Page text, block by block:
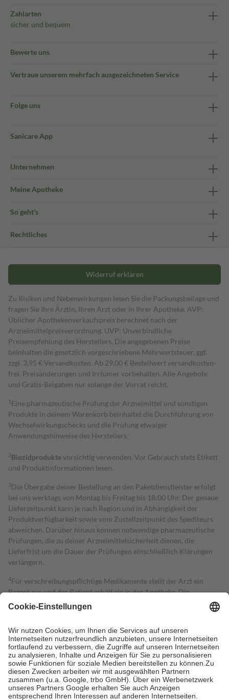
Zahlarten
sicher und bequem
Bewerte uns
Vertraue unserem mehrfach ausgezeichneten Service
Folge uns
Sanicare App
Unternehmen
Meine Apotheke
So geht's
Rechtliches
Widerruf erklären
Zu Risiken und Nebenwirkungen lesen Sie die Packungsbeilage und
fragen Sie Ihre Ärztin, Ihren Arzt oder in Ihrer Apotheke. AVP:
Üblicher Apothekenverkaufspreis berechnet nach der
Arzneimittelpreisverordnung. UVP: Unverbindliche
Preisempfehlung des Herstellers. Die angegebenen Preise
beinhalten die gesetzlich vorgeschriebene Mehrwertsteuer, ggf.
zzgl. 3,95 € Versandkosten. Ab 29,00 € Bestell­wert versand­kosten­
frei. Preisänderungen und Irrtümer vorbehalten. Alle Angebote
und Gratis-Beigaben nur solange der Vorrat reicht.
1 Eine pharmazeutische Prüfung der Arzneimittel und sonstigen
Produkte in deinem Warenkorb beinhaltet die Durchführung von
Wechselwirkungschecks und die Prüfung etwaiger
Anwendungshinweise des Herstellers.
2Biozidproduktevorsichtig verwenden. Vor Gebrauch stets Etikett
und Produktinformationen lesen.
3Die Übergabe deiner Bestellung an den Paketdienstleister erfolgt
bei uns werktags von Montag bis Freitag bis 18:00 Uhr. Der genaue
Lieferzeitpunkt kann je nach Region und in Abhängigkeit der
Produktverfügbarkeit sowie vom Zustellzeitpunkt des Spediteurs
abweichen. Darüber hinaus können notwendige pharmazeutische
Prüfungen, die zu deiner Arzneimittelsicherheit dienen, die
Lieferfrist um die Dauer der Prüfungen einschließlich Klärungen
verlängern.
4Für verschreibungspflichtige Medikamente stellt der Arzt ein
Rezept aus und der Patient erhält sie in der Apotheke. Die
gesetzliche Krankenversicherung übernimmt in der Regel die
Kosten dafür, der Versicherte trägt einen Teil davon als Zuzahlung
Grundsätzlich leisten Mitglieder Zuzahlungen in Höhe von zehn
Prozent des Abgabepreises,mindestens jedochfünf Euround
höchstens zehn Euro.Es sind jedoch nie mehr als die tatsächlichen
Kosten der Leistung zu entrichten.
Diese Regeln gelten grundsätzlich auch für Online-Apotheken.
Bei Heilmitteln und häuslicher Krankenpflege beträgt die